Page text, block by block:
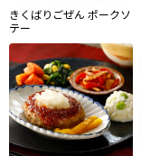
きくばりごぜん ポークソ
テー